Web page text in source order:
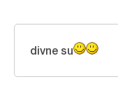
divne su